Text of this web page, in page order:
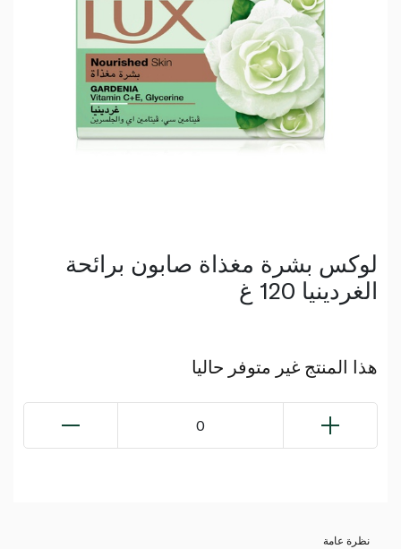
لوكس بشرة مغذاة صابون برائحة
الغردينيا 120 غ
هذا المنتج غير متوفر حاليا
0
نظرة عامة